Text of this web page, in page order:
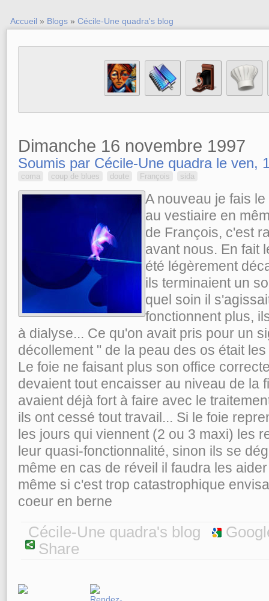
Accueil » Blogs » Cécile-Une quadra's blog
Dimanche 16 novembre 1997
Soumis par Cécile-Une quadra le ven,
coma coup de blues doute François sida
A nouveau je fais
au vestiaire en
de François, c'est
avant nous. En fait
été légèrement
ils terminaient un
quel soin il
fonctionnent plus,
à dialyse... Ce qu'on avait pris pour un
décollement " de la peau des os était
Le foie ne faisant plus son office
devaient tout encaisser au niveau de la
avaient déjà fort à faire avec le
ils ont cessé tout travail... Si le foie
les jours qui viennent (2 ou 3 maxi) les
leur quasi-fonctionnalité, sinon ils se
même en cas de réveil il faudra les
même si c'est trop catastrophique
coeur en berne
Cécile-Une quadra's blog
Share